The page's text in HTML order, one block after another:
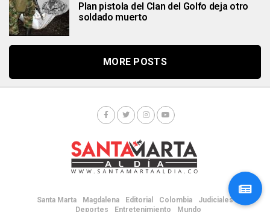
Plan pistola del Clan del Golfo deja otro
soldado muerto
MORE POSTS
Santa Marta Magdalena Editorial Colombia
Judiciales
Deportes
Entretenimiento Mundo